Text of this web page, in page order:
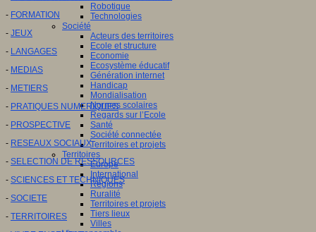
Robotique
Technologies
Société
Acteurs des territoires
Ecole et structure
Economie
Ecosystème éducatif
Génération internet
Handicap
Mondialisation
Normes scolaires
Regards sur l’Ecole
Santé
Société connectée
Territoires et projets
Territoires
Europe
International
Régions
Ruralité
Territoires et projets
Tiers lieux
Villes
- FORMATION
- JEUX
- LANGAGES
- MEDIAS
- METIERS
- PRATIQUES NUMERIQUES
- PROSPECTIVE
- RESEAUX SOCIAUX
- SELECTION DE RESSOURCES
- SCIENCES ET TECHNIQUES
- SOCIETE
- TERRITOIRES